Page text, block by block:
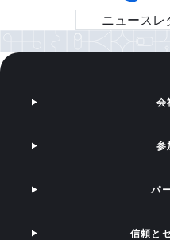
ニュースレ
会
参
パ
信頼と